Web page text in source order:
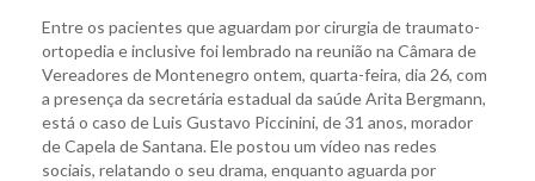
Entre os pacientes que aguardam por cirurgia de traumato-
ortopedia e inclusive foi lembrado na reunião na Câmara de
Vereadores de Montenegro ontem, quarta-feira, dia 26, com
a presença da secretária estadual da saúde Arita Bergmann,
está o caso de Luis Gustavo Piccinini, de 31 anos, morador
de Capela de Santana. Ele postou um vídeo nas redes
sociais, relatando o seu drama, enquanto aguarda por